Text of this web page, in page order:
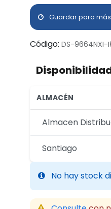
Guardar para
Código: DS-9664NXI-
ALMACÉN
Almacen
Santiago
No hay stock